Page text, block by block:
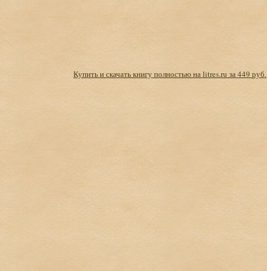
Купить и скачать книгу полностью на litres.ru за 449 руб.